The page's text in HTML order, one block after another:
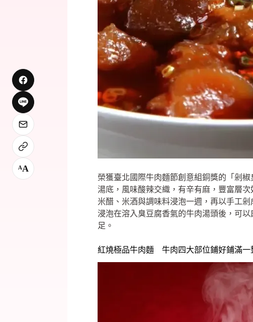
榮獲臺北國際牛肉麵節創意組銅獎的「剁
湯底，風味酸辣交織，有辛有麻，豐富層
米醋、米酒與調味料浸泡一週，再以手工
浸泡在溶入臭豆腐香氣的牛肉湯頭後，可
足。
紅燒極品牛肉麵 牛肉四大部位鋪好鋪滿一
AA